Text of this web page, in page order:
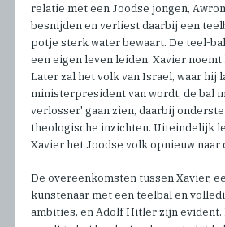
relatie met een Joodse jongen,
besnijden en verliest daarbij een
potje sterk water bewaart. De teel-
een eigen leven leiden. Xavier noemt
Later zal het volk van Israel, waar hij
ministerpresident van wordt, de bal
verlosser' gaan zien, daarbij
theologische inzichten. Uiteindelijk
Xavier het Joodse volk opnieuw naar
De overeenkomsten tussen Xavier,
kunstenaar met een teelbal en
ambities, en Adolf Hitler zijn